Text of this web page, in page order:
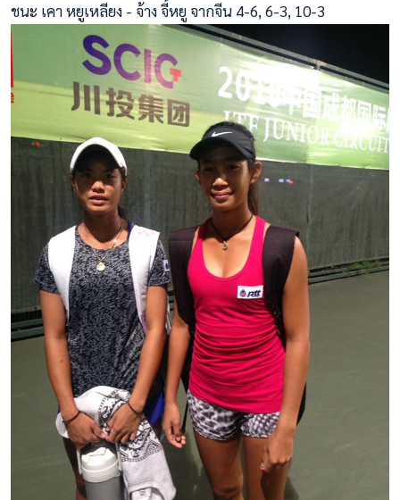
ชนะ เคา หยูเหลียง - จ้าง จี้หยู จากจีน 4-6, 6-3, 10-3